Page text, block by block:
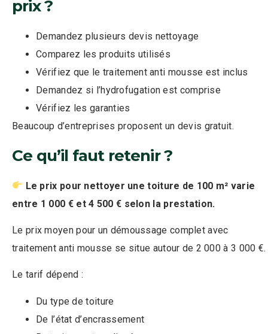
prix ?
Demandez plusieurs devis nettoyage
Comparez les produits utilisés
Vérifiez que le traitement anti mousse est inclus
Demandez si l’hydrofugation est comprise
Vérifiez les garanties
Beaucoup d’entreprises proposent un devis gratuit.
Ce qu’il faut retenir ?
Le prix pour nettoyer une toiture de 100 m² varie
entre 1 000 € et 4 500 € selon la prestation.
Le prix moyen pour un démoussage complet avec
traitement anti mousse se situe autour de 2 000 à 3 000 €.
Le tarif dépend :
Du type de toiture
De l’état d’encrassement